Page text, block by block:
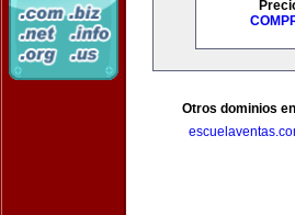
Otros dominios